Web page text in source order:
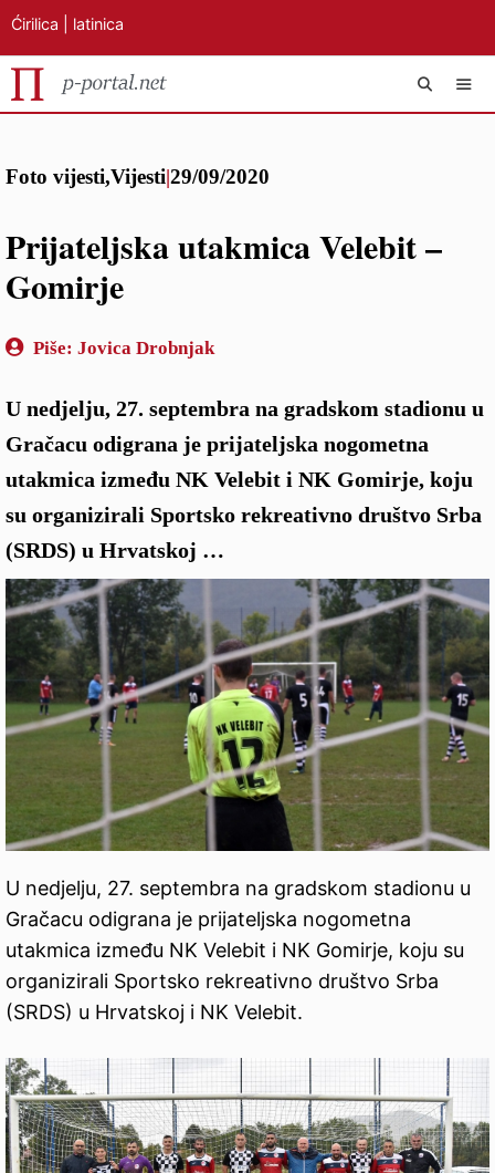
Ćirilica latinica
Foto vijesti,Vijesti|29/09/2020
Prijateljska utakmica Velebit –
Gomirje
Piše: Jovica Drobnjak
U nedjelju, 27. septembra na gradskom stadionu u
Gračacu odigrana je prijateljska nogometna
utakmica između NK Velebit i NK Gomirje, koju
su organizirali Sportsko rekreativno društvo Srba
(SRDS) u Hrvatskoj …
U nedjelju, 27. septembra na gradskom stadionu u
Gračacu odigrana je prijateljska nogometna
utakmica između NK Velebit i NK Gomirje, koju su
organizirali Sportsko rekreativno društvo Srba
(SRDS) u Hrvatskoj i NK Velebit.